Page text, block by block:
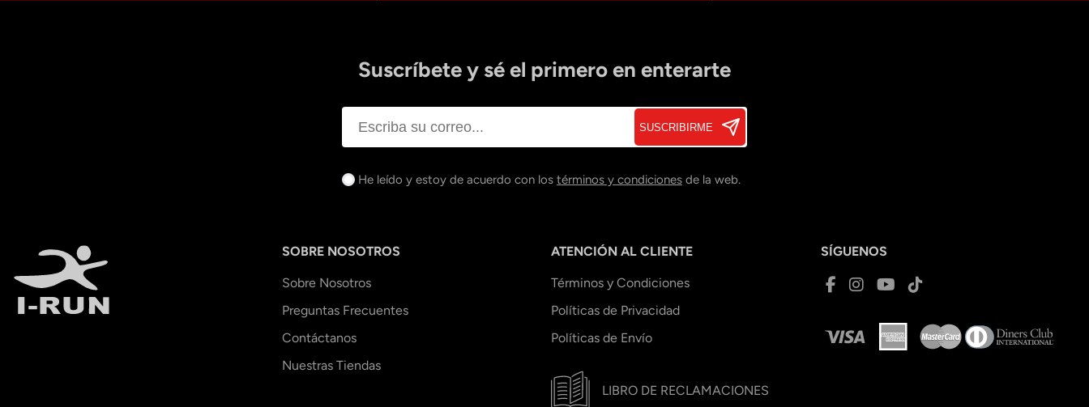
Suscríbete y sé el primero en enterarte
SUSCRIBIRME
He leído y estoy de acuerdo con los términos y condiciones de la web.
SOBRE NOSOTROS
Sobre Nosotros
Preguntas Frecuentes
Contáctanos
Nuestras Tiendas
ATENCIÓN AL CLIENTE
Términos y Condiciones
Políticas de Privacidad
Políticas de Envío
LIBRO DE RECLAMACIONES
SÍGUENOS